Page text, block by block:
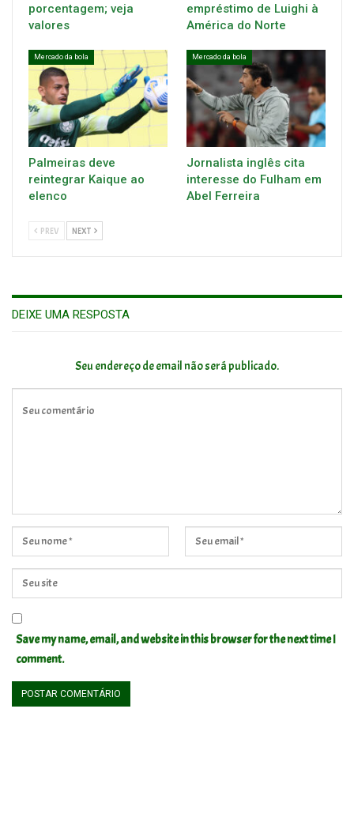
porcentagem; veja
valores
empréstimo de Luighi à
América do Norte
Mercado da bola
Palmeiras deve
reintegrar Kaique ao
elenco
Mercado da bola
Jornalista inglês cita
interesse do Fulham em
Abel Ferreira
PREV NEXT
DEIXE UMA RESPOSTA
Seu endereço de email não será publicado.
Save my name, email, and website in this browser for the next time I
comment.